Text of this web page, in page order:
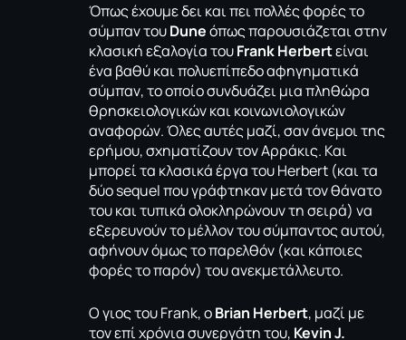
Όπως έχουμε δει και πει πολλές φορές το
σύμπαν τουDuneόπως παρουσιάζεται στην
κλασική εξαλογία τουFrank Herbertείναι
ένα βαθύ και πολυεπίπεδο αφηγηματικά
σύμπαν, το οποίο συνδυάζει μια πληθώρα
θρησκειολογικών και κοινωνιολογικών
αναφορών. Όλες αυτές μαζί, σαν άνεμοι της
ερήμου, σχηματίζουν τον Αρράκις. Και
μπορεί τα κλασικά έργα του Herbert (και τα
δύο sequel που γράφτηκαν μετά τον θάνατο
του και τυπικά ολοκληρώνουν τη σειρά) να
εξερευνούν το μέλλον του σύμπαντος αυτού,
αφήνουν όμως το παρελθόν (και κάποιες
φορές το παρόν) του ανεκμετάλλευτο.
Ο γιος του Frank, oBrian Herbert, μαζί με
τον επί χρόνια συνεργάτη του, KevinJ.